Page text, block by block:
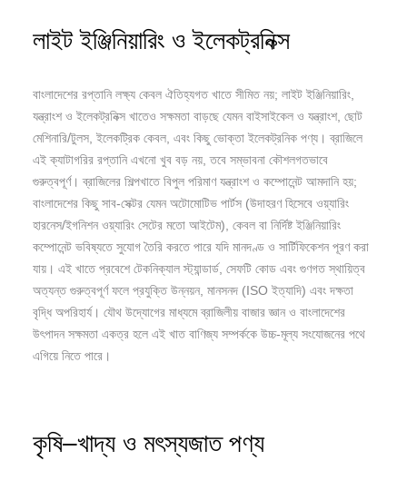
লাইট ইঞ্জিনিয়ারিং ও ইলেকট্রনিক্স
বাংলাদেশের রপ্তানি লক্ষ্য কেবল ঐতিহ্যগত খাতে সীমিত নয়; লাইট ইঞ্জিনিয়ারিং,
যন্ত্রাংশ ও ইলেকট্রনিক্স খাতেও সক্ষমতা বাড়ছে যেমন বাইসাইকেল ও যন্ত্রাংশ, ছোট
মেশিনারি/টুলস, ইলেকট্রিক কেবল, এবং কিছু ভোক্তা ইলেকট্রনিক পণ্য। ব্রাজিলে
এই ক্যাটাগরির রপ্তানি এখনো খুব বড় নয়, তবে সম্ভাবনা কৌশলগতভাবে
গুরুত্বপূর্ণ। ব্রাজিলের শিল্পখাতে বিপুল পরিমাণ যন্ত্রাংশ ও কম্পোনেন্ট আমদানি হয়;
বাংলাদেশের কিছু সাব-সেক্টর যেমন অটোমোটিভ পার্টস (উদাহরণ হিসেবে ওয়্যারিং
হারনেস/ইগনিশন ওয়্যারিং সেটের মতো আইটেম), কেবল বা নির্দিষ্ট ইঞ্জিনিয়ারিং
কম্পোনেন্ট ভবিষ্যতে সুযোগ তৈরি করতে পারে যদি মানদণ্ড ও সার্টিফিকেশন পূরণ করা
যায়। এই খাতে প্রবেশে টেকনিক্যাল স্ট্যান্ডার্ড, সেফটি কোড এবং গুণগত স্থায়িত্ব
অত্যন্ত গুরুত্বপূর্ণ ফলে প্রযুক্তি উন্নয়ন, মানসনদ (ISO ইত্যাদি) এবং দক্ষতা
বৃদ্ধি অপরিহার্য। যৌথ উদ্যোগের মাধ্যমে ব্রাজিলীয় বাজার জ্ঞান ও বাংলাদেশের
উৎপাদন সক্ষমতা একত্র হলে এই খাত বাণিজ্য সম্পর্ককে উচ্চ-মূল্য সংযোজনের পথে
এগিয়ে নিতে পারে।
কৃষি–খাদ্য ও মৎস্যজাত পণ্য